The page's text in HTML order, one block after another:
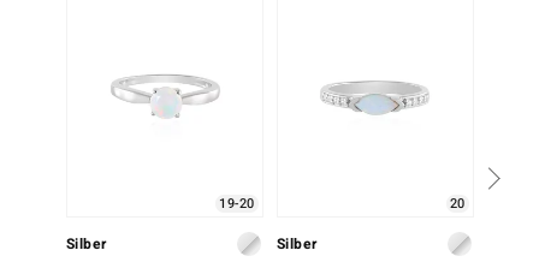
19-20
Silber
20
Silber